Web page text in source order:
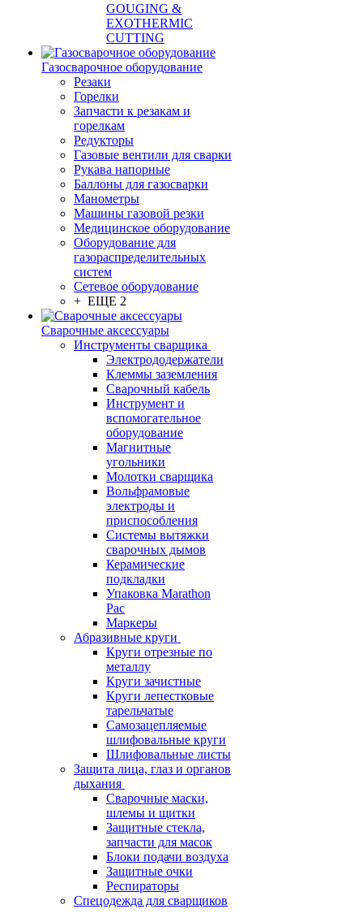
GOUGING &
EXOTHERMIC
CUTTING
Газосварочное оборудование
Резаки
Горелки
Запчасти к резакам и
горелкам
Редукторы
Газовые вентили для сварки
Рукава напорные
Баллоны для газосварки
Манометры
Машины газовой резки
Медицинское оборудование
Оборудование для
газораспределительных
систем
Сетевое оборудование
+ ЕЩЕ 2
Сварочные аксессуары
Инструменты сварщика
Электрододержатели
Клеммы заземления
Сварочный кабель
Инструмент и
вспомогательное
оборудование
Магнитные
угольники
Молотки сварщика
Вольфрамовые
электроды и
приспособления
Системы вытяжки
сварочных дымов
Керамические
подкладки
Упаковка Marathon
Pac
Маркеры
Абразивные круги
Круги отрезные по
металлу
Круги зачистные
Круги лепестковые
тарельчатые
Самозацепляемые
шлифовальные круги
Шлифовальные листы
Защита лица, глаз и органов
дыхания
Сварочные маски,
шлемы и щитки
Защитные стекла,
запчасти для масок
Блоки подачи воздуха
Защитные очки
Респираторы
Спецодежда для сварщиков